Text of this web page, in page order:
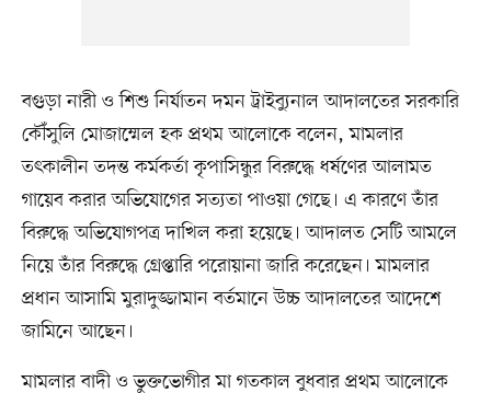
বগুড়া নারী ও শিশু নির্যাতন দমন ট্রাইব্যুনাল আদালতের সরকারি
কৌঁসুলি মোজাম্মেল হক প্রথম আলোকে বলেন, মামলার
তৎকালীন তদন্ত কর্মকর্তা কৃপাসিন্ধুর বিরুদ্ধে ধর্ষণের আলামত
গায়েব করার অভিযোগের সত্যতা পাওয়া গেছে। এ কারণে তাঁর
বিরুদ্ধে অভিযোগপত্র দাখিল করা হয়েছে। আদালত সেটি আমলে
নিয়ে তাঁর বিরুদ্ধে গ্রেপ্তারি পরোয়ানা জারি করেছেন। মামলার
প্রধান আসামি মুরাদুজ্জামান বর্তমানে উচ্চ আদালতের আদেশে
জামিনে আছেন।
মামলার বাদী ও ভুক্তভোগীর মা গতকাল বুধবার প্রথম আলোকে